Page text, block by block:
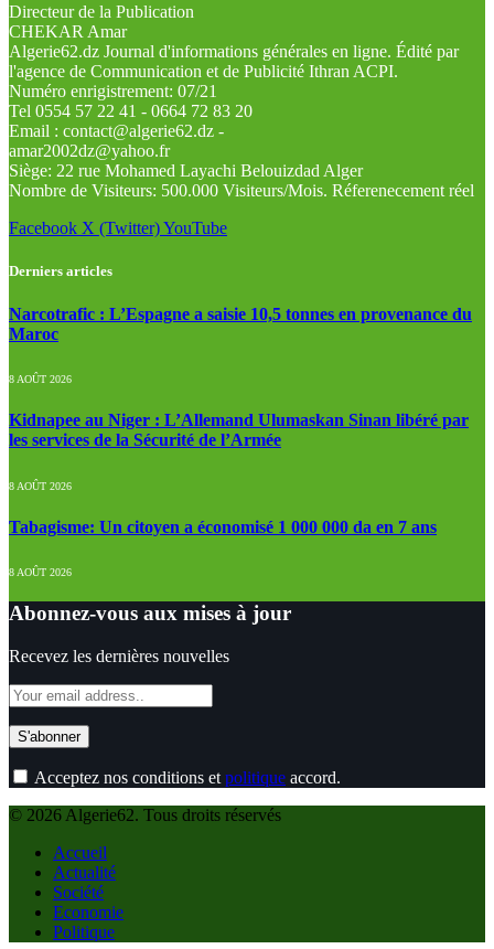
Directeur de la Publication
CHEKAR Amar
Algerie62.dz Journal d'informations générales en ligne. Édité par
l'agence de Communication et de Publicité Ithran ACPI.
Numéro enrigistrement: 07/21
Tel 0554 57 22 41 - 0664 72 83 20
Email : contact@algerie62.dz -
amar2002dz@yahoo.fr
Siège: 22 rue Mohamed Layachi Belouizdad Alger
Nombre de Visiteurs: 500.000 Visiteurs/Mois. Réferenecement réel
Facebook X (Twitter)YouTube
Derniers articles
Narcotrafic : L’Espagne a saisie 10,5 tonnes en provenance du
Maroc
8 AOÛT 2026
Kidnapee au Niger : L’Allemand Ulumaskan Sinan libéré par
les services de la Sécurité de l’Armée
8 AOÛT 2026
Tabagisme: Un citoyen a économisé 1 000 000 da en 7 ans
8 AOÛT 2026
Abonnez-vous aux mises à jour
Recevez les dernières nouvelles
Acceptez nos conditions et politique accord.
© 2026 Algerie62. Tous droits réservés
Accueil
Actualité
Société
Economie
Politique